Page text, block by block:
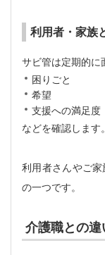
利用者・家族
サビ管は定期的に
困りごと
希望
支援への満足度
などを確認します。
利用者さんやご
の一つです。
介護職との違